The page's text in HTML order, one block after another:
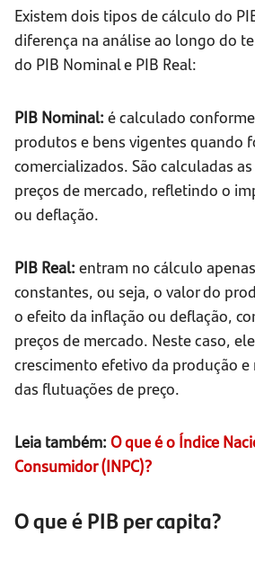
Existem dois tipos de cálculo do
diferença na análise ao longo do
do PIB Nominal e PIB Real:
PIB Nominal: é calculado
produtos e bens vigentes quando
comercializados. São calculadas
preços de mercado, refletindo o
ou deflação.
PIB Real: entram no cálculo
constantes, ou seja, o valor do
o efeito da inflação ou deflação,
preços de mercado. Neste caso,
crescimento efetivo da produção
das flutuações de preço.
Leia também: O que é o Índice
Consumidor (INPC)?
O que é PIB per capita?